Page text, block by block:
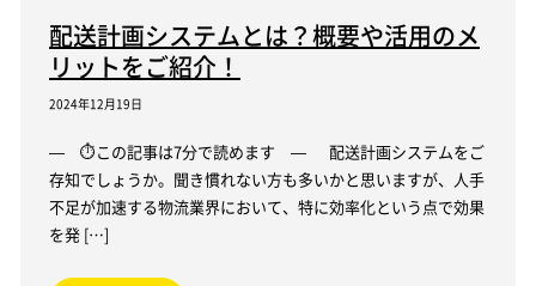
配送計画システムとは？概要や活用のメ
リットをご紹介！
2024年12月19日
— ⏱この記事は7分で読めます — 配送計画システムをご
存知でしょうか。聞き慣れない方も多いかと思いますが、人手
不足が加速する物流業界において、特に効率化という点で効果
を発 […]